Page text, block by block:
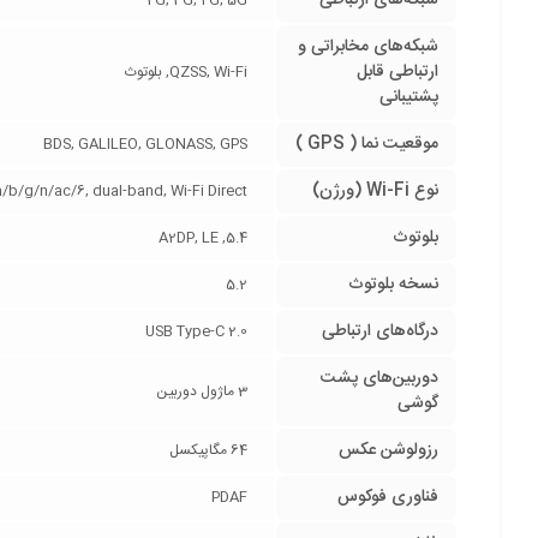
شبکه‌های مخابراتی و
ارتباطی قابل
پشتیبانی
QZSS, Wi-Fi, بلوتوث
موقعیت نما ( GPS ) BDS, GALILEO, GLONASS, GPS
نوع Wi-Fi (ورژن) b/g/n/ac/6, dual-band, Wi-Fi Direct
بلوتوث 5.4, A2DP, LE
نسخه بلوتوث 5.2
درگاه‌های ارتباطی USB Type-C 2.0
دوربین‌های پشت
گوشی
3 ماژول دوربین
رزولوشن عکس 64 مگاپیکسل
فناوری فوکوس PDAF